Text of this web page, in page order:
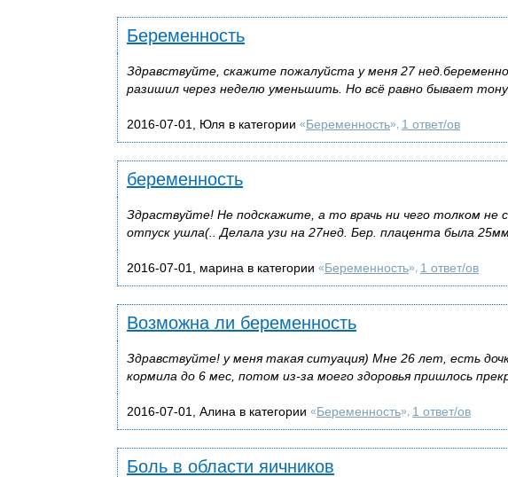
Беременность
Здравствуйте, скажите пожалуйста у меня 27
разишил через неделю уменьшить. Но всё равно бывает
2016-07-01, Юля в категории «Беременность», 1 ответ/ов
беременность
Здраствуйте! Не подскажите, а то врачь ни чего толком не
отпуск ушла(.. Делала узи на 27нед. Бер. плацента была
2016-07-01, марина в категории «Беременность», 1 ответ/ов
Возможна ли беременность
Здравствуйте! у меня такая ситуация) Мне 26 лет, есть
кормила до 6 мес, потом из-за моего здоровья пришлось
2016-07-01, Алина в категории «Беременность», 1 ответ/ов
Боль в области яичников